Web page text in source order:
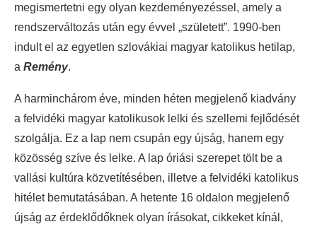
megismertetni egy olyan kezdeményezéssel, amely a
rendszerváltozás után egy évvel „született”. 1990-ben
indult el az egyetlen szlovákiai magyar katolikus hetilap,
a Remény.
A harminchárom éve, minden héten megjelenő kiadvány
a felvidéki magyar katolikusok lelki és szellemi fejlődését
szolgálja. Ez a lap nem csupán egy újság, hanem egy
közösség szíve és lelke. A lap óriási szerepet tölt be a
vallási kultúra közvetítésében, illetve a felvidéki katolikus
hitélet bemutatásában. A hetente 16 oldalon megjelenő
újság az érdeklődőknek olyan írásokat, cikkeket kínál,